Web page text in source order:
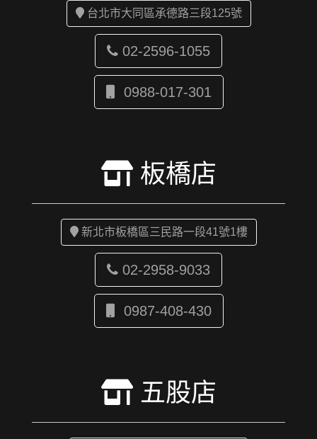
台北市大同區承德路三段125號
02-2596-1055
0988-017-301
板橋店
新北市板橋區三民路一段41號1樓
02-2958-9033
0987-408-430
五股店